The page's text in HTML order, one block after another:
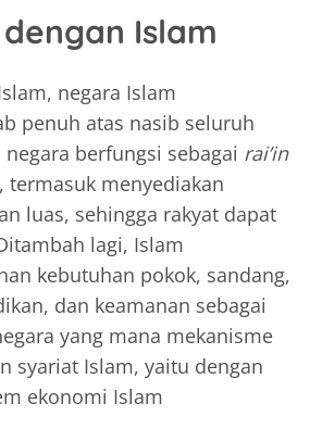
Islam
negara Islam
penuh atas nasib seluruh
berfungsi sebagai rai’in
termasuk menyediakan
luas, sehingga rakyat dapat
lagi, Islam
kebutuhan pokok, sandang,
dan keamanan sebagai
yang mana mekanisme
syariat Islam, yaitu dengan
ekonomi Islam